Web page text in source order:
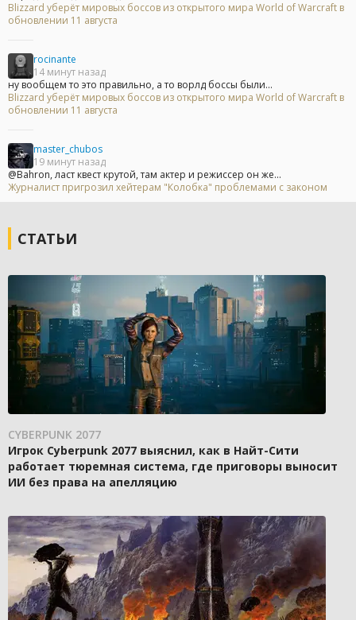
Blizzard уберёт мировых боссов из открытого мира World of Warcraft в
обновлении 11 августа
rocinante
14 минут назад
ну вообщем то это правильно, а то ворлд боссы были...
Blizzard уберёт мировых боссов из открытого мира World of Warcraft в
обновлении 11 августа
master_chubos
19 минут назад
@Bahron, ласт квест крутой, там актер и режиссер он же...
Журналист пригрозил хейтерам "Колобка" проблемами с законом
СТАТЬИ
CYBERPUNK 2077
Игрок Cyberpunk 2077 выяснил, как в Найт-Сити
работает тюремная система, где приговоры выносит
ИИ без права на апелляцию